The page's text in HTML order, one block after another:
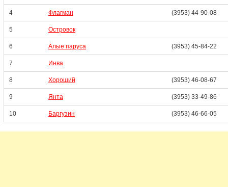
4 Флагман (3953) 44-90-08
5 Островок
6 Алые паруса (3953) 45-84-22
7 Инва
8 Хороший (3953) 46-08-67
9 Янта (3953) 33-49-86
10 Баргузин (3953) 46-66-05